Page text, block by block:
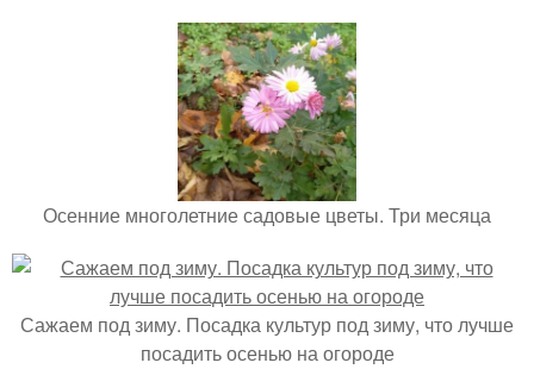
Осенние многолетние садовые цветы. Три месяца
Сажаем под зиму. Посадка культур под зиму, что лучше
посадить осенью на огороде